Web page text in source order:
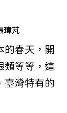
芃
春天，開
等等，這
灣特有的